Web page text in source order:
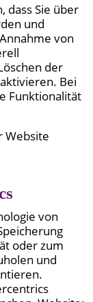
dass Sie über
und
von
der
Bei
Funktionalität
Website
von
oder zum
und